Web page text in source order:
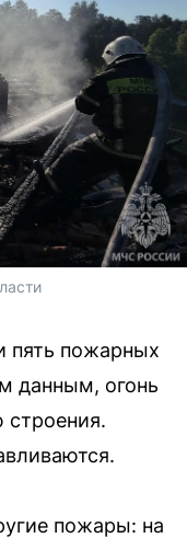
пять пожарных
данным, огонь
пожары: на